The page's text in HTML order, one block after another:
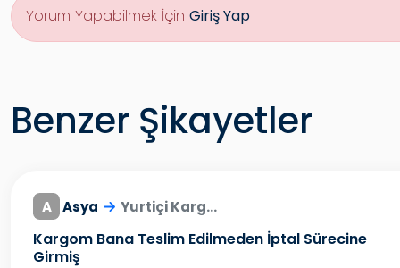
Yorum Yapabilmek İçin Giriş Yap
Benzer Şikayetler
A Asya Yurtiçi Karg...
Kargom Bana Teslim Edilmeden İptal Sürecine
Girmiş